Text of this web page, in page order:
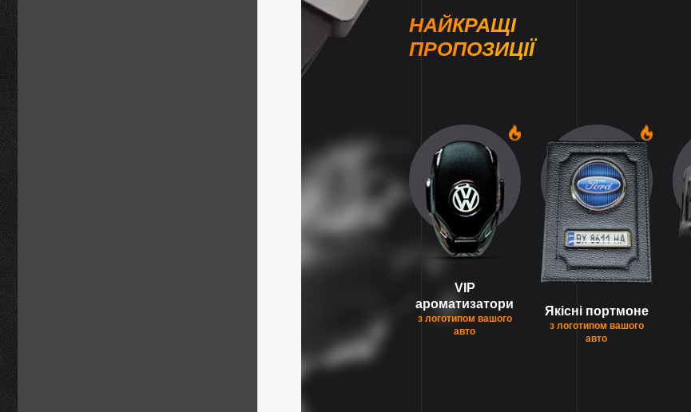
НАЙКРАЩІ
ПРОПОЗИЦІЇ
VIP
ароматизатори
з логотипом вашого
авто
Якісні портмоне
з логотипом вашого
авто